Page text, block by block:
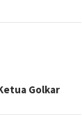
Golkar